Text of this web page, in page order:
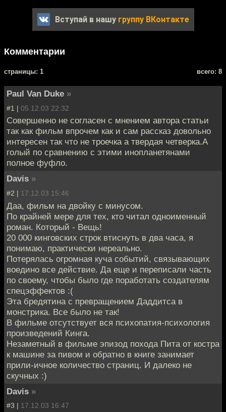
Вступай в нашу группу ВКонтакте
Комментарии
cтраницы: 1 всего: 8
Paul Van Duke »
#1 | 05.12.03 22:32
Совершенно не согласен с мнением автора статьи
так как фильм впрочем как и сам рассказ довольно
интересен так что не троечка а твердая четверка.А
голый по сравнению с этими инопланетянами
полное фуфло.
Davis »
#2 | 17.12.03 15:46
Даа, фильм на двойку с минусом.
По крайней мере для тех, кто читал одноименный
роман. Который - Вещь!
20 000 кинговских строк втиснуть в два часа, я
понимаю, практически нереально.
Потерялась огромная куча событий, связывающих
воедино все действие. Да еще и переписали часть
по своему, чтобы было где поработать создателям
спецэффектов :(
Эта бредятина с превращением Даддитса в
монстрика. Все было не так!
В фильме отсутствует вся психопатия-психология
произведений Кинга.
Незаметный в фильме эпизод похода Пита от костра
к машине за пивом и обратно в книге занимает
прили-ичное количество страниц. И далеко не
скучных :)
Davis »
#3 | 17.12.03 16:47